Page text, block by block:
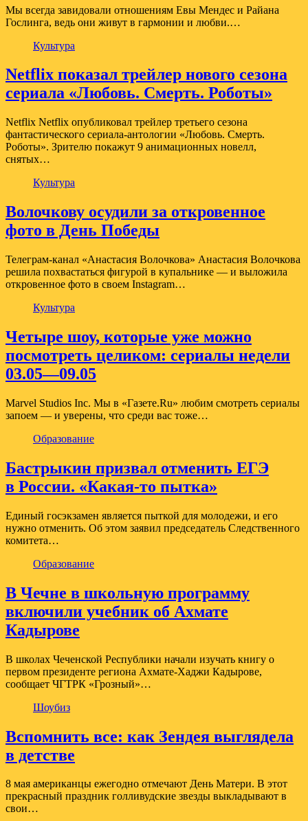
Мы всегда завидовали отношениям Евы Мендес и Райана
Гослинга, ведь они живут в гармонии и любви.…
Культура
Netflix показал трейлер нового сезона
сериала «Любовь. Смерть. Роботы»
Netflix Netflix опубликовал трейлер третьего сезона
фантастического сериала-антологии «Любовь. Смерть.
Роботы». Зрителю покажут 9 анимационных новелл,
снятых…
Культура
Волочкову осудили за откровенное
фото в День Победы
Телеграм-канал «Анастасия Волочкова» Анастасия Волочкова
решила похвастаться фигурой в купальнике — и выложила
откровенное фото в своем Instagram…
Культура
Четыре шоу, которые уже можно
посмотреть целиком: сериалы недели
03.05—09.05
Marvel Studios Inc. Мы в «Газете.Ru» любим смотреть сериалы
запоем — и уверены, что среди вас тоже…
Образование
Бастрыкин призвал отменить ЕГЭ
в России. «Какая-то пытка»
Единый госэкзамен является пыткой для молодежи, и его
нужно отменить. Об этом заявил председатель Следственного
комитета…
Образование
В Чечне в школьную программу
включили учебник об Ахмате
Кадырове
В школах Чеченской Республики начали изучать книгу о
первом президенте региона Ахмате-Хаджи Кадырове,
сообщает ЧГТРК «Грозный»…
Шоубиз
Вспомнить все: как Зендея выглядела
в детстве
8 мая американцы ежегодно отмечают День Матери. В этот
прекрасный праздник голливудские звезды выкладывают в
свои…